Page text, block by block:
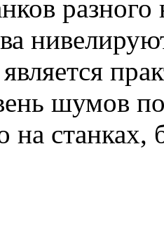
шумов
на станках,